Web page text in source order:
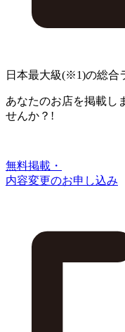
日本最大級(※1)の総合
あなたのお店を掲載し
せんか？!
無料掲載・
内容変更のお申し込み